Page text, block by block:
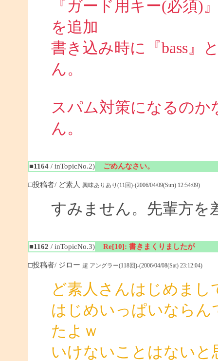
『ガード用キー(必須)
を追加
書き込み時に『bass』
ん。
スパム対策になるの
ん。
■1164/ inTopicNo.2) ごめんなさい。
□投稿者/ ど素人 興味ありあり(11回)-(2006/04/09(Sun) 12:54:09)
すみません。先輩方を
■1162 / inTopicNo.3) Re[10]: 書きまくりましたが
□投稿者/ ジロー 超 アングラー(118回)-(2006/04/08(Sat) 23:12:04)
ど素人さんはじめまし
はじめいっぱいなら
たよｗ
いけないことはない